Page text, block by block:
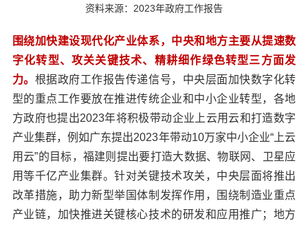
资料来源：2023年政府工作报告
围绕加快建设现代化产业体系，中央和地方主要从提速数
字化转型、攻关关键技术、精耕细作绿色转型三方面发
力。 根据政府工作报告传递信号，中央层面加快数字化转
型的重点工作要放在推进传统企业和中小企业转型，各地
方政府也提出2023年将积极带动企业上云用云和打造数字
产业集群，例如广东提出2023年带动10万家中小企业“上云
用云”的目标，福建则提出要打造大数据、物联网、卫星应
用等千亿产业集群。针对关键技术攻关，中央层面将推出
改革措施，助力新型举国体制发挥作用，围绕制造业重点
产业链，加快推进关键核心技术的研发和应用推广；地方